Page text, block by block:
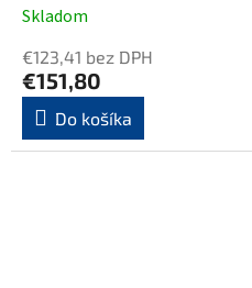
ľavá, dub platin
Skladom
€123,41 bez DPH
€151,80
Do košíka